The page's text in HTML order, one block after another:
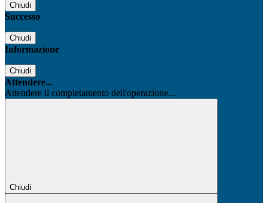
Chiudi
Successo
Chiudi
Informazione
Chiudi
Attendere...
Attendere il completamento dell'operazione...
Chiudi